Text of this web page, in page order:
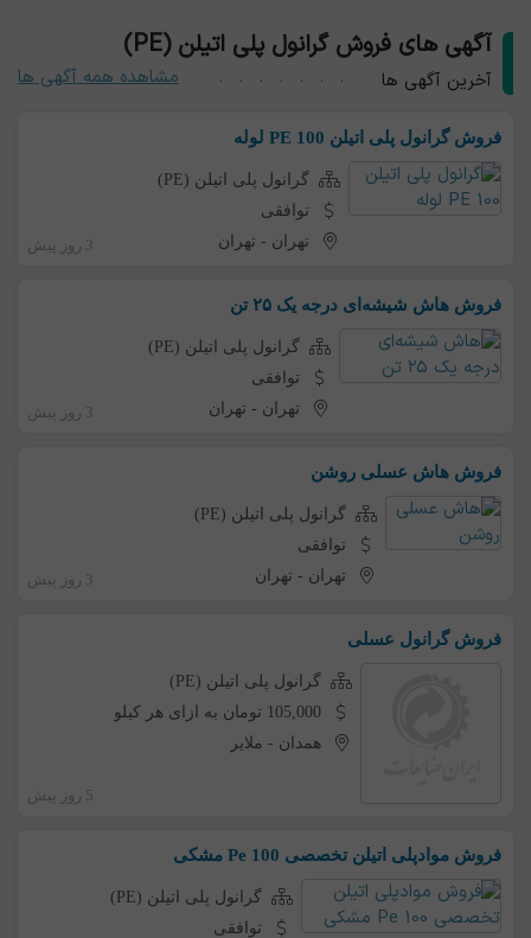
آگهی های فروش گرانول پلی اتیلن (PE)
آخرین آگهی ها مشاهده همه آگهی ها
فروش گرانول پلی اتیلن PE 100 لوله
گرانول پلی اتیلن (PE)
توافقی
تهران - تهران 3 روز پیش
فروش هاش شیشه‌ای درجه یک ۲۵ تن
گرانول پلی اتیلن (PE)
توافقی
تهران - تهران 3 روز پیش
فروش هاش عسلی روشن
گرانول پلی اتیلن (PE)
توافقی
تهران - تهران 3 روز پیش
فروش گرانول عسلی
گرانول پلی اتیلن (PE)
105,000 تومان به ازای هر کیلو
همدان - ملایر
5 روز پیش
فروش موادپلی اتیلن تخصصی Pe 100 مشکی
گرانول پلی اتیلن (PE)
توافقی